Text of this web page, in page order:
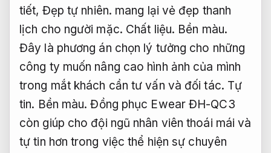
tiết, Đẹp tự nhiên. mang lại vẻ đẹp thanh
lịch cho người mặc. Chất liệu. Bền màu.
Đây là phương án chọn lý tưởng cho những
công ty muốn nâng cao hình ảnh của mình
trong mắt khách cần tư vấn và đối tác. Tự
tin. Bền màu. Đồng phục Ewear ĐH-QC3
còn giúp cho đội ngũ nhân viên thoái mái và
tự tin hơn trong việc thể hiện sự chuyên